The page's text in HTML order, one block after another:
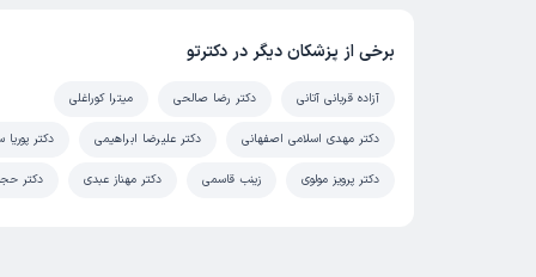
برخی از پزشکان دیگر در دکترتو
آزاده قربانی آتانی دکتر رضا صالحی میترا کوراغلی
دکتر مهدی اسلامی اصفهانی دکتر علیرضا ابراهیمی دکتر
دکتر پرویز مولوی زینب قاسمی دکتر مهناز عبدی دکتر